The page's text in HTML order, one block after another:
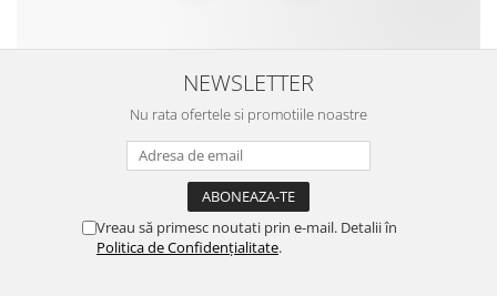
NEWSLETTER
Nu rata ofertele si promotiile noastre
Vreau să primesc noutati prin e-mail. Detalii în
Politica de Confidențialitate.